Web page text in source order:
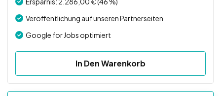
Veröffentlichung auf unseren Partnerseiten
Google for Jobs optimiert
In Den Warenkorb